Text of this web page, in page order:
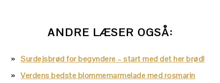
ANDRE LÆSER OGSÅ:
Surdejsbrød for begyndere – start med det her brød!
Verdens bedste blommemarmelade med rosmarin